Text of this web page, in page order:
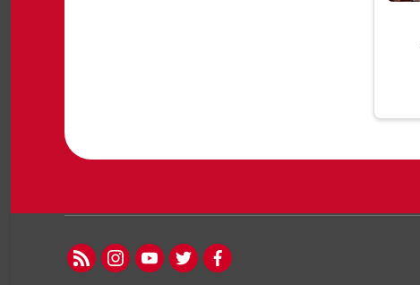
facebook
twitter
youtube
instagram
rss feed